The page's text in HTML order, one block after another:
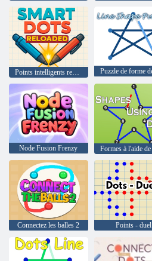
Node Fusion Frenzy
Connectez les balles 2 Points - duel